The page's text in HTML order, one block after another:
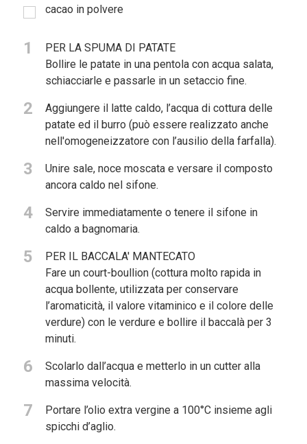
cacao in polvere
1
PER LA SPUMA DI PATATE
Bollire le patate in una pentola con acqua salata,
schiacciarle e passarle in un setaccio fine.
2
Aggiungere il latte caldo, l’acqua di cottura delle
patate ed il burro (può essere realizzato anche
nell'omogeneizzatore con l’ausilio della farfalla).
3
Unire sale, noce moscata e versare il composto
ancora caldo nel sifone.
4
Servire immediatamente o tenere il sifone in
caldo a bagnomaria.
5
PER IL BACCALA' MANTECATO
Fare un court-boullion (cottura molto rapida in
acqua bollente, utilizzata per conservare
l’aromaticità, il valore vitaminico e il colore delle
verdure) con le verdure e bollire il baccalà per 3
minuti.
6
Scolarlo dall’acqua e metterlo in un cutter alla
massima velocità.
7
Portare l’olio extra vergine a 100°C insieme agli
spicchi d’aglio.